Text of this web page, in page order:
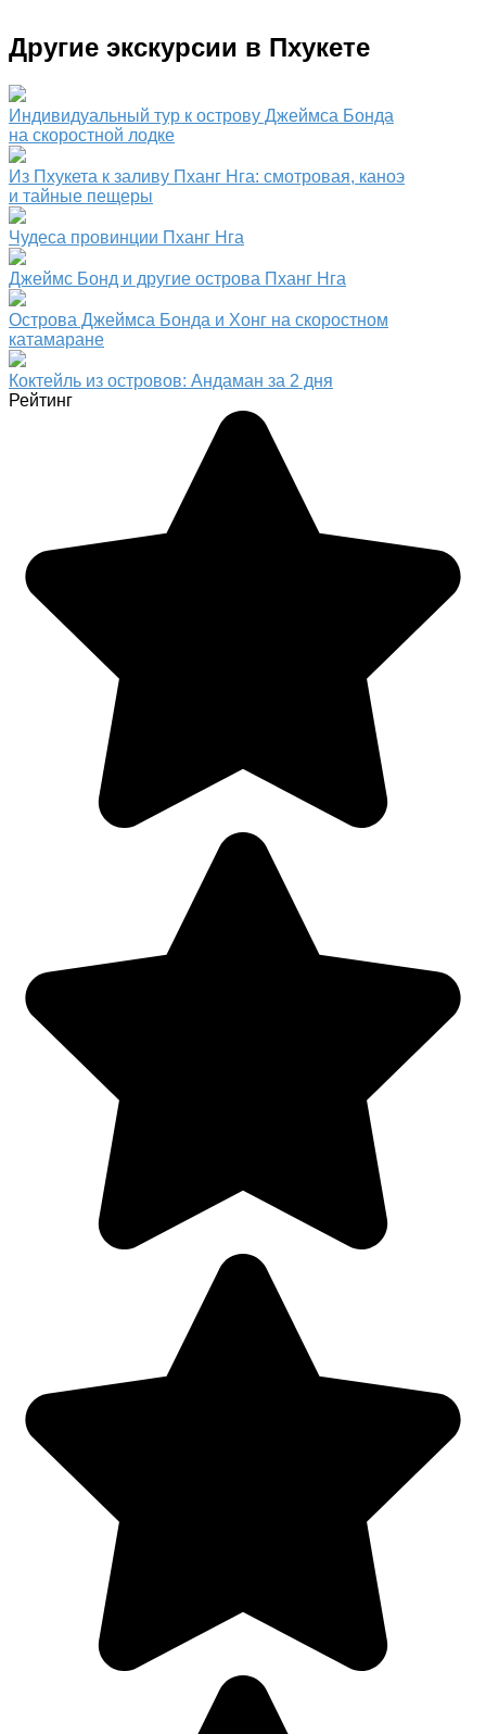
Другие экскурсии в Пхукете
Индивидуальный тур к острову Джеймса Бонда
на скоростной лодке
Из Пхукета к заливу Пханг Нга: смотровая, каноэ
и тайные пещеры
Чудеса провинции Пханг Нга
Джеймс Бонд и другие острова Пханг Нга
Острова Джеймса Бонда и Хонг на скоростном
катамаране
Коктейль из островов: Андаман за 2 дня
Рейтинг